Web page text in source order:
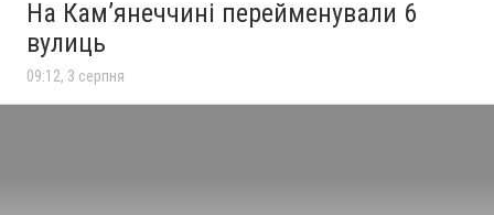
На Камʼянеччині перейменували 6
вулиць
09:12, 3 серпня